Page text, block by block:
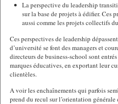
La perspective du leadership
sur la base de projets à édifier. Ces
aussi comme les projets collectifs
Ces perspectives de leadership
d’université se font des managers et
directeurs de business-school sont
marques éducatives, en exportant leur
clientèles.
A voir les enchaînements qui parfois
prend du recul sur l’orientation générale